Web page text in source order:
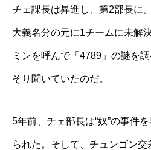
チェ課長は昇進し、第2部長に
大義名分の元に1チームに未解
ミンを呼んで「4789」の謎を
そり聞いていたのだ。
5年前、チェ部長は“奴”の事件
られた。そして、チュンゴン